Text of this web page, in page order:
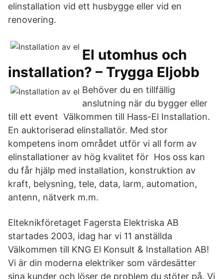
elinstallation vid ett husbygge eller vid en
renovering.
El utomhus och
installation? – Trygga Eljobb
Behöver du en tillfällig
anslutning när du bygger eller
till ett event Välkommen till Hass-El Installation.
En auktoriserad elinstallatör. Med stor
kompetens inom området utför vi all form av
elinstallationer av hög kvalitet för Hos oss kan
du får hjälp med installation, konstruktion av
kraft, belysning, tele, data, larm, automation,
antenn, nätverk m.m.
Elteknikföretaget Fagersta Elektriska AB
startades 2003, idag har vi 11 anställda
Välkommen till KNG El Konsult & Installation AB!
Vi är din moderna elektriker som värdesätter
sina kunder och löser de problem du stöter på. Vi